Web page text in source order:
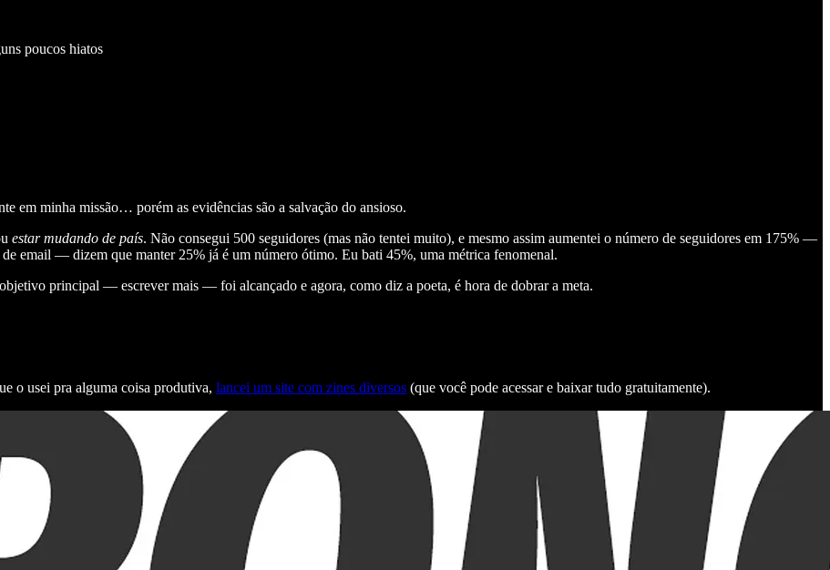
poucos hiatos
em minha missão… porém as evidências são a salvação do ansioso.
estar mudando de país. Não consegui 500 seguidores (mas não tentei muito), e mesmo assim aumentei o número de seguidores em 175% —
email — dizem que manter 25% já é um número ótimo. Eu bati 45%, uma métrica fenomenal.
principal — escrever mais — foi alcançado e agora, como diz a poeta, é hora de dobrar a meta.
o usei pra alguma coisa produtiva, lancei um site com zines diversos (que você pode acessar e baixar tudo gratuitamente).